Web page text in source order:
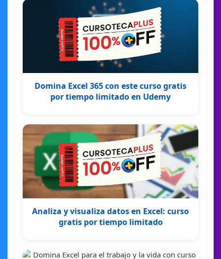
Domina Excel 365 con este curso gratis
por tiempo limitado en Udemy
Analiza y visualiza datos en Excel: curso
gratis por tiempo limitado